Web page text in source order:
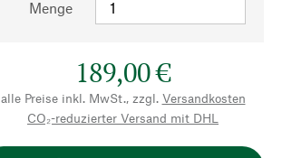
Menge
189,00 €
alle Preise inkl. MwSt., zzgl. Versandkosten
CO₂-reduzierter Versand mit DHL